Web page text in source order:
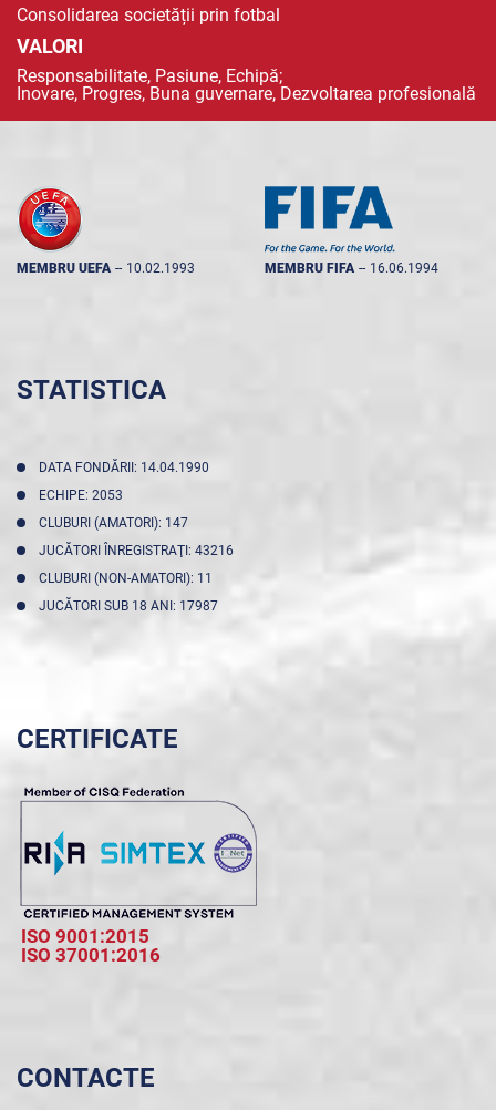
Consolidarea societății prin fotbal
VALORI
Responsabilitate, Pasiune, Echipă;
Inovare, Progres, Buna guvernare, Dezvoltarea profesională
MEMBRU UEFA -- 10.02.1993 MEMBRU FIFA -- 16.06.1994
STATISTICA
DATA FONDĂRII: 14.04.1990
ECHIPE: 2053
CLUBURI (AMATORI): 147
JUCĂTORI ÎNREGISTRAŢI: 43216
CLUBURI (NON-AMATORI): 11
JUCĂTORI SUB 18 ANI: 17987
CERTIFICATE
ISO 9001:2015
ISO 37001:2016
CONTACTE